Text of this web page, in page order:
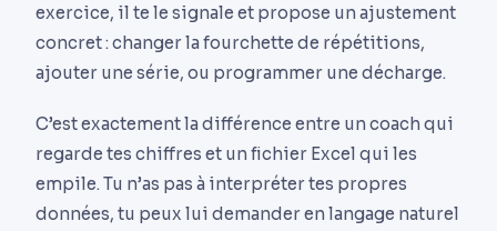
exercice, il te le signale et propose un ajustement
concret : changer la fourchette de répétitions,
ajouter une série, ou programmer une décharge.
C’est exactement la différence entre un coach qui
regarde tes chiffres et un fichier Excel qui les
empile. Tu n’as pas à interpréter tes propres
données, tu peux lui demander en langage naturel